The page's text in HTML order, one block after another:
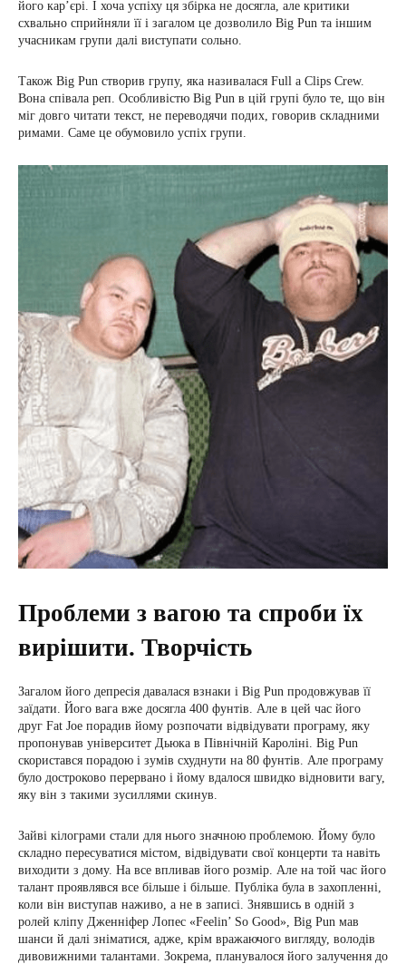
його кар’єрі. І хоча успіху ця збірка не досягла, але критики
схвально сприйняли її і загалом це дозволило Big Pun та іншим
учасникам групи далі виступати сольно.
Також Big Pun створив групу, яка називалася Full a Clips Crew.
Вона співала реп. Особливістю Big Pun в цій групі було те, що він
міг довго читати текст, не переводячи подих, говорив складними
римами. Саме це обумовило успіх групи.
Проблеми з вагою та спроби їх
вирішити. Творчість
Загалом його депресія давалася взнаки і Big Pun продовжував її
заїдати. Його вага вже досягла 400 фунтів. Але в цей час його
друг Fat Joe порадив йому розпочати відвідувати програму, яку
пропонував університет Дьюка в Північній Кароліні. Big Pun
скористався порадою і зумів схуднути на 80 фунтів. Але програму
було достроково перервано і йому вдалося швидко відновити вагу,
яку він з такими зусиллями скинув.
Зайві кілограми стали для нього значною проблемою. Йому було
складно пересуватися містом, відвідувати свої концерти та навіть
виходити з дому. На все впливав його розмір. Але на той час його
талант проявлявся все більше і більше. Публіка була в захопленні,
коли він виступав наживо, а не в записі. Знявшись в одній з
ролей кліпу Дженніфер Лопес «Feelin’ So Good», Big Pun мав
шанси й далі зніматися, адже, крім вражаючого вигляду, володів
дивовижними талантами. Зокрема, планувалося його залучення до